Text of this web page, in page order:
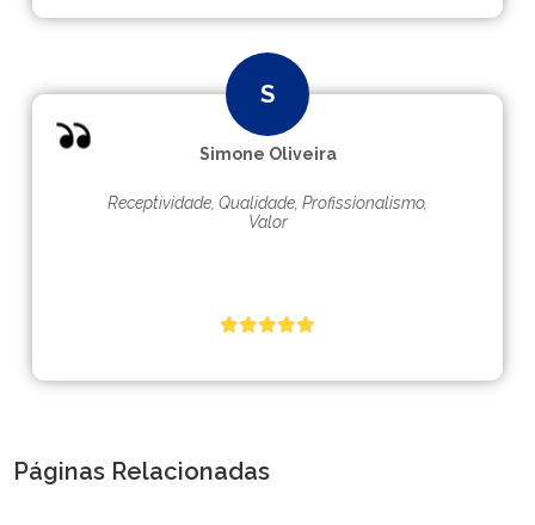
Simone Oliveira
Receptividade, Qualidade, Profissionalismo,
Valor
Páginas Relacionadas